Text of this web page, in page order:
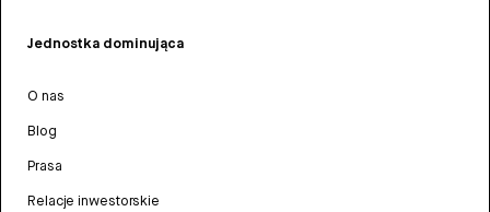
Jednostka dominująca
O nas
Blog
Prasa
Relacje inwestorskie